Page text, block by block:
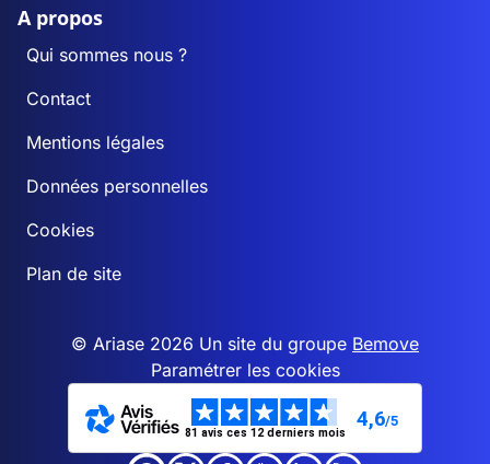
A propos
Qui sommes nous ?
Contact
Mentions légales
Données personnelles
Cookies
Plan de site
© Ariase 2026 Un site du groupe Bemove
Paramétrer les cookies
81 avis ces 12 derniers mois
4,6/5